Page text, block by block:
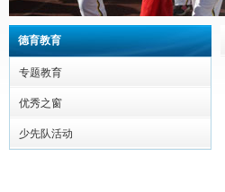
德育教育
专题教育
优秀之窗
少先队活动